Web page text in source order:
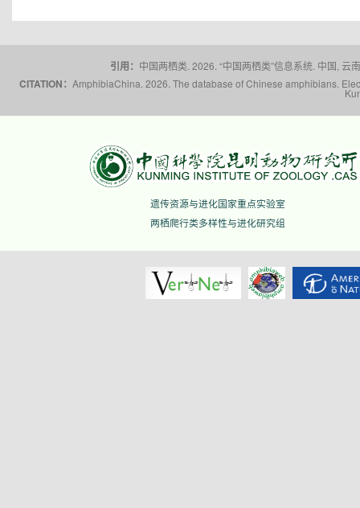
引用： 中国两栖类. 2026. “中国两栖类”信息系统. 中国,
CITATION： AmphibiaChina. 2026. The database of Chinese amphibians.
遗传资源与进化国家重点实验室
两栖爬行类多样性与进化研究组